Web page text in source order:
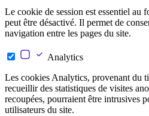
Le cookie de session est essentiel au
peut être désactivé. Il permet de
navigation entre les pages du site.
Analytics
Les cookies Analytics, provenant du
recueillir des statistiques de visites
recoupées, pourraient être intrusives
utilisateurs du site.